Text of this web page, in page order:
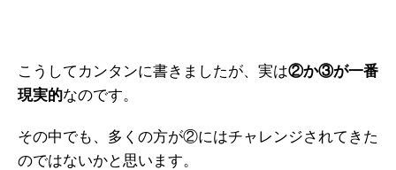
こうしてカンタンに書きましたが、実は②か③が一番
現実的なのです。
その中でも、多くの方が②にはチャレンジされてきた
のではないかと思います。